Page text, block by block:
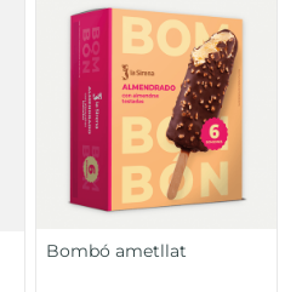
Bombó ametllat